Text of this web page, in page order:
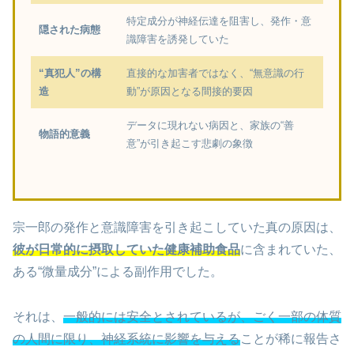
隠された病態
特定成分が神経伝達を阻害し、発作・意
識障害を誘発していた
“真犯人”の構
造
直接的な加害者ではなく、“無意識の行
動”が原因となる間接的要因
物語的意義
データに現れない病因と、家族の“善
意”が引き起こす悲劇の象徴
宗一郎の発作と意識障害を引き起こしていた真の原因は、
彼が日常的に摂取していた健康補助食品に含まれていた、
ある“微量成分”による副作用でした。
それは、 一般的には安全とされているが、ごく一部の体質
の人間に限り、神経系統に影響を与えることが稀に報告さ